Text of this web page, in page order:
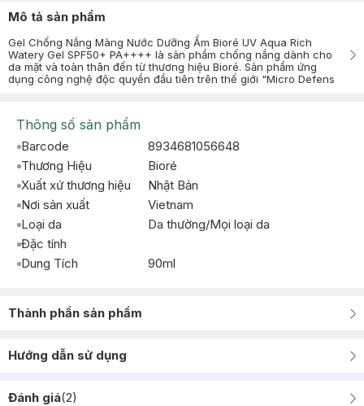
Mô tả sản phẩm
Gel Chống Nắng Màng Nước Dưỡng Ẩm Bioré UV Aqua Rich
Watery Gel SPF50+ PA++++ là sản phẩm chống nắng dành cho
da mặt và toàn thân đến từ thương hiệu Bioré. Sản phẩm ứng
dụng công nghệ độc quyền đầu tiên trên thế giới "Micro Defens
Thông số sản phẩm
Barcode
8934681056648
Thương Hiệu
Bioré
Xuất xứ thương hiệu
Nhật Bản
Nơi sản xuất
Vietnam
Loại da
Da thường/Mọi loại da
Đặc tính
Dung Tích
90ml
Thành phần sản phẩm
Hướng dẫn sử dụng
Đánh giá(2)